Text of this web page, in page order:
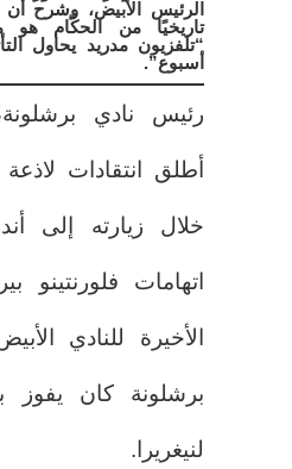
الرئيس الأبيض، وشرح
تاريخيًا من الحكّام هو
“تلفزيون مدريد يحاول
أسبوع”.
رئيس نادي
أطلق انتقادات
خلال زيارته إلى
اتهامات فلورنتينو
الأخيرة للنادي
برشلونة كان يفوز
لنيغريرا.